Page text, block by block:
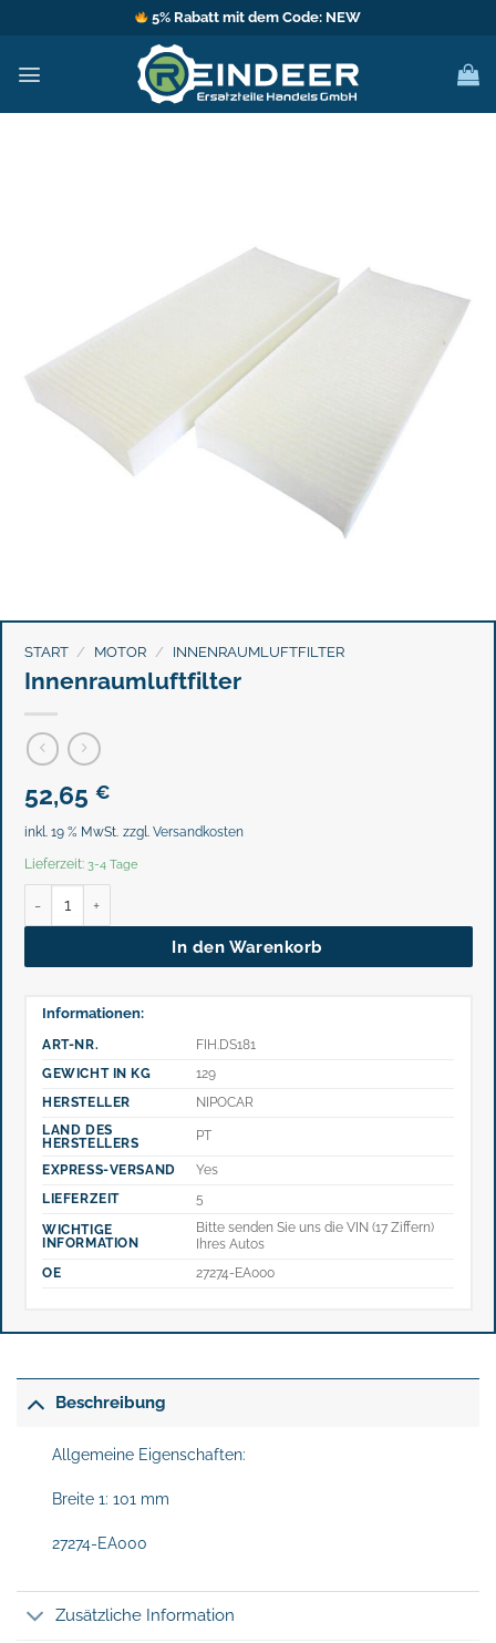
springen
5% Rabatt mit dem Code: NEW
START / MOTOR / INNENRAUMLUFTFILTER
Innenraumluftfilter
52,65 €
inkl. 19 % MwSt. zzgl. Versandkosten
Lieferzeit: 3-4 Tage
In den Warenkorb
Informationen:
ART-NR.
FIH.DS181
GEWICHT IN KG
129
HERSTELLER
NIPOCAR
LAND DES
HERSTELLERS
PT
EXPRESS-VERSAND
Yes
LIEFERZEIT
5
WICHTIGE
INFORMATION
Bitte senden Sie uns die VIN (17 Ziffern)
Ihres Autos
OE
27274-EA000
Beschreibung
Allgemeine Eigenschaften:
Breite 1: 101 mm
27274-EA000
Zusätzliche Information